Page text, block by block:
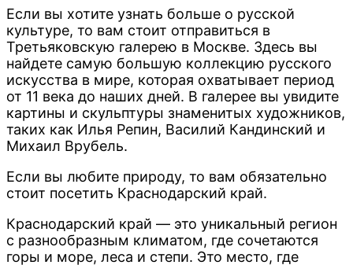
Если вы хотите узнать больше о русской
культуре, то вам стоит отправиться в
Третьяковскую галерею в Москве. Здесь вы
найдете самую большую коллекцию русского
искусства в мире, которая охватывает период
от 11 века до наших дней. В галерее вы увидите
картины и скульптуры знаменитых художников,
таких как Илья Репин, Василий Кандинский и
Михаил Врубель.
Если вы любите природу, то вам обязательно
стоит посетить Краснодарский край.
Краснодарский край — это уникальный регион
с разнообразным климатом, где сочетаются
горы и море, леса и степи. Это место, где